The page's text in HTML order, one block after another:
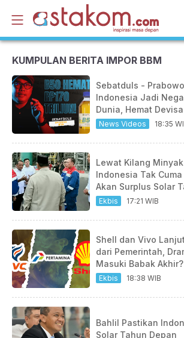
KUMPULAN BERITA IMPOR BBM
Sebatduls -
Indonesia Jadi
Dunia, Hemat
News Videos 18:35
Lewat Kilang
Indonesia Tak
Akan Surplus Solar
Ekbis 17:21 WIB
Shell dan Vivo
dari Pemerintah,
Masuki Babak Akhir?
Ekbis 18:38 WIB
Bahlil Pastikan
Solar Tahun Depan